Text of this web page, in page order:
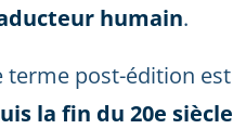
humain.
terme post-édition
la fin du 20e siècle